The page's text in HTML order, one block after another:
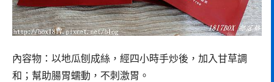
內容物：以地瓜刨成絲，經四小時手炒後，加入甘草調
和；幫助腸胃蠕動，不刺激胃。